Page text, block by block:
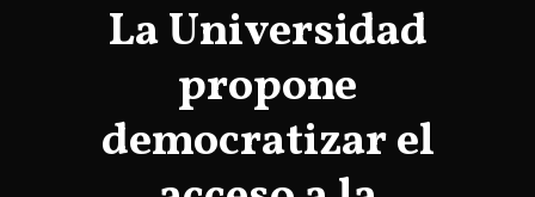
La Universidad
propone
democratizar el